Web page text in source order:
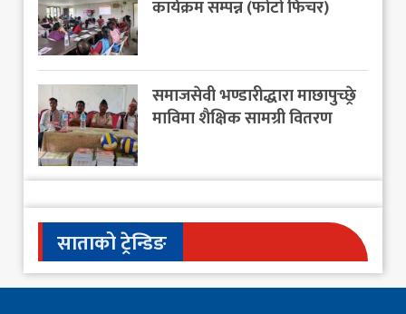
कार्यक्रम सम्पन्न (फोटो फिचर)
समाजसेवी भण्डारीद्धारा माछापुच्छ्रे
माविमा शैक्षिक सामग्री वितरण
साताको ट्रेन्डिङ